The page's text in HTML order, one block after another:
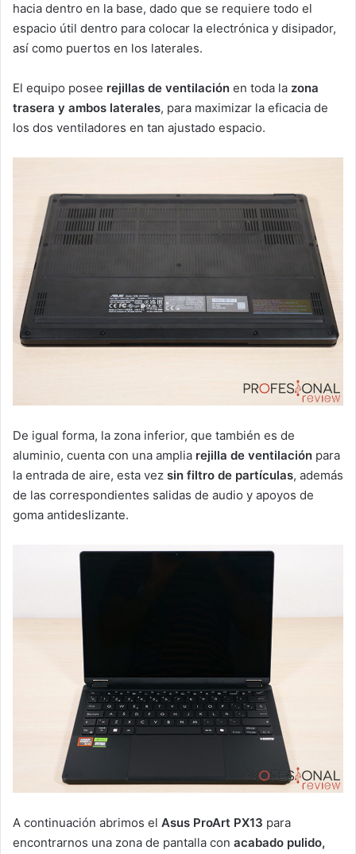
hacia dentro en la base, dado que se requiere todo el
espacio útil dentro para colocar la electrónica y disipador,
así como puertos en los laterales.
El equipo posee rejillas de ventilación en toda la zona
trasera y ambos laterales, para maximizar la eficacia de
los dos ventiladores en tan ajustado espacio.
De igual forma, la zona inferior, que también es de
aluminio, cuenta con una amplia rejilla de ventilación para
la entrada de aire, esta vez sin filtro de partículas, además
de las correspondientes salidas de audio y apoyos de
goma antideslizante.
A continuación abrimos el Asus ProArt PX13 para
encontrarnos una zona de pantalla con acabado pulido,